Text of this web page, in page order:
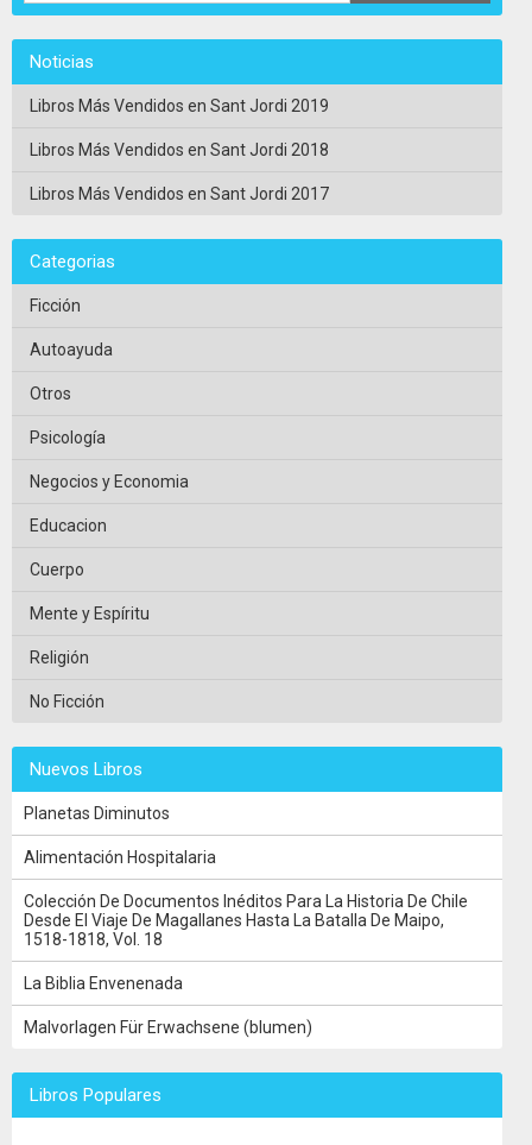
Noticias
Libros Más Vendidos en Sant Jordi 2019
Libros Más Vendidos en Sant Jordi 2018
Libros Más Vendidos en Sant Jordi 2017
Categorias
Ficción
Autoayuda
Otros
Psicología
Negocios y Economia
Educacion
Cuerpo
Mente y Espíritu
Religión
No Ficción
Nuevos Libros
Planetas Diminutos
Alimentación Hospitalaria
Colección De Documentos Inéditos Para La Historia De Chile
Desde El Viaje De Magallanes Hasta La Batalla De Maipo,
1518-1818, Vol. 18
La Biblia Envenenada
Malvorlagen Für Erwachsene (blumen)
Libros Populares